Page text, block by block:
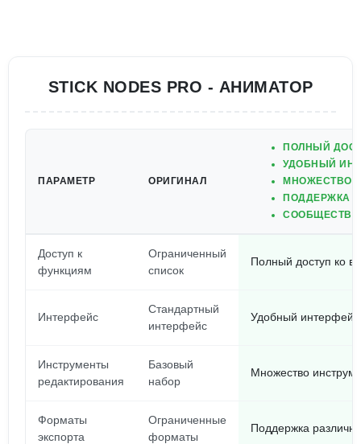
STICK NODES PRO - АНИМАТОР
ПАРАМЕТР ОРИГИНАЛ
ПОЛНЫЙ
УДОБНЫЙ
МНОЖЕСТВО
ПОДДЕРЖКА
Доступ к
функциям
Ограниченный
список
Полный доступ ко
Интерфейс
Стандартный
интерфейс
Удобный
Инструменты
редактирования
Базовый
набор
Множество
Форматы
экспорта
Ограниченные
форматы
Поддержка